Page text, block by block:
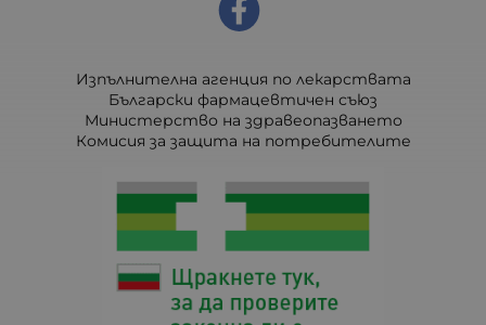
Изпълнителна агенция по лекарствата
Български фармацевтичен съюз
Министерство на здравеопазването
Комисия за защита на потребителите